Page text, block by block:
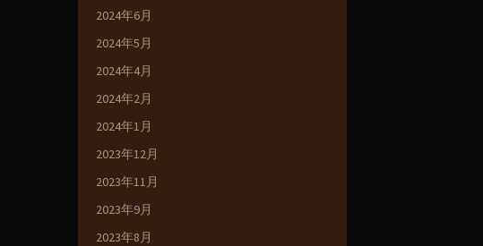
2024年6月
2024年5月
2024年4月
2024年2月
2024年1月
2023年12月
2023年11月
2023年9月
2023年8月